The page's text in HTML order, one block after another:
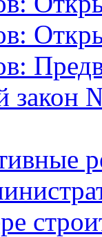
закон